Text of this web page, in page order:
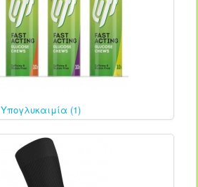
Υπογλυκαιμία (1)